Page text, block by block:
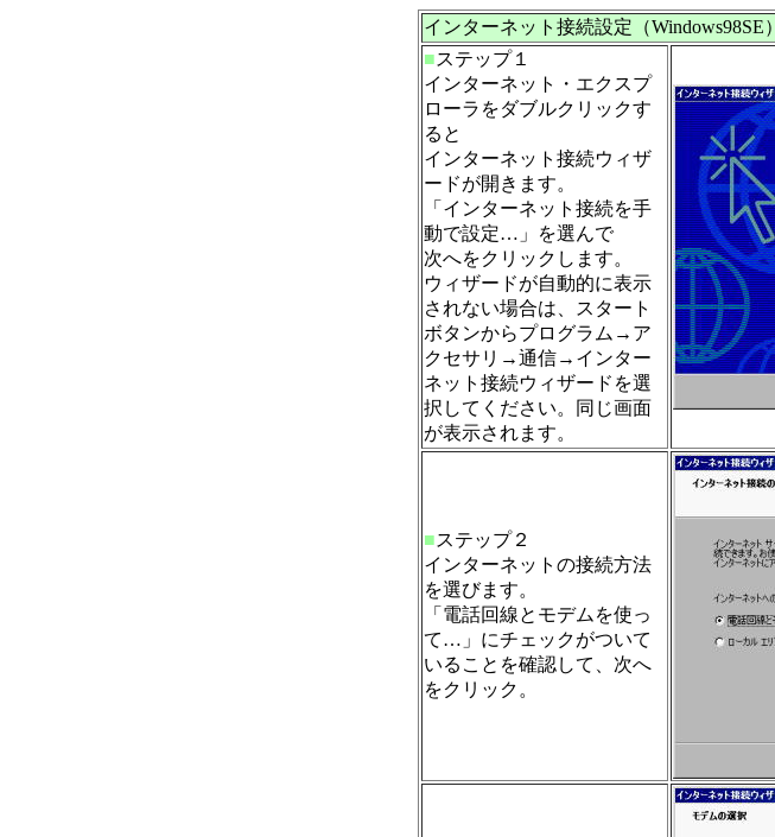
インターネット接続設定（Windows98SE）
■ステップ１
インターネット・エクスプ
ローラをダブルクリックす
ると
インターネット接続ウィザ
ードが開きます。
「インターネット接続を手
動で設定…」を選んで
次へをクリックします。
ウィザードが自動的に表示
されない場合は、スタート
ボタンからプログラム→ア
クセサリ→通信→インター
ネット接続ウィザードを選
択してください。同じ画面
が表示されます。
■ステップ２
インターネットの接続方法
を選びます。
「電話回線とモデムを使っ
て…」にチェックがついて
いることを確認して、次へ
をクリック。